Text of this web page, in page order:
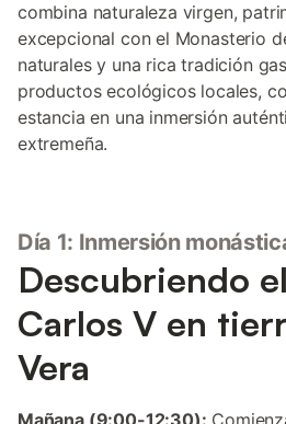
combina naturaleza virgen,
excepcional con el Monasterio
naturales y una rica tradición
productos ecológicos locales,
estancia en una inmersión
extremeña.
Día 1: Inmersión
Descubriendo
Carlos V en
Vera
Mañana (9:00-12:30):